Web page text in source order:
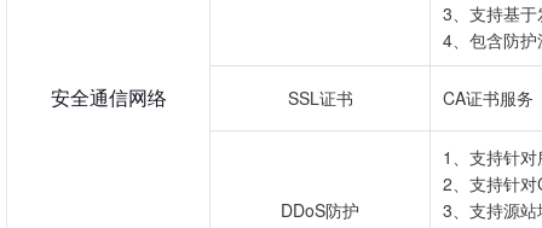
安全通信网络
3、支持基
4、包含防
SSL证书 CA证书服务
DDoS防护
1、支持针
2、支持针
3、支持源